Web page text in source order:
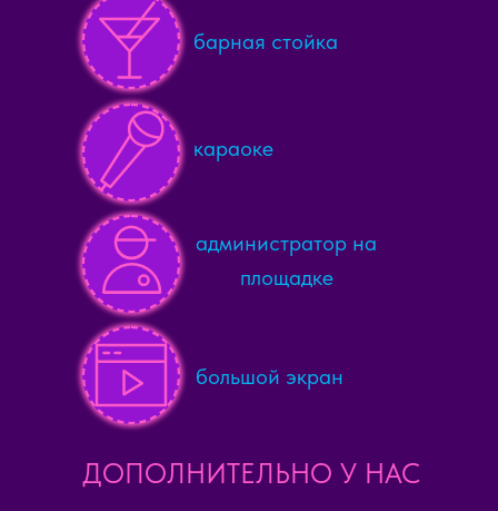
барная стойка
администратор на
площадке
большой экран
караоке
ДОПОЛНИТЕЛЬНО У НАС